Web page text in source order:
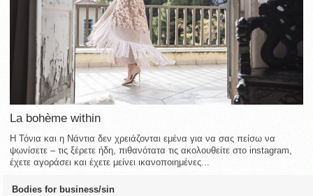
La bohème within
Η Τόνια και η Νάντια δεν χρειάζονται εμένα για να σας πείσω να
ψωνίσετε – τις ξέρετε ήδη, πιθανότατα τις ακολουθείτε στο instagram,
έχετε αγοράσει και έχετε μείνει ικανοποιημένες...
Bodies for business/sin